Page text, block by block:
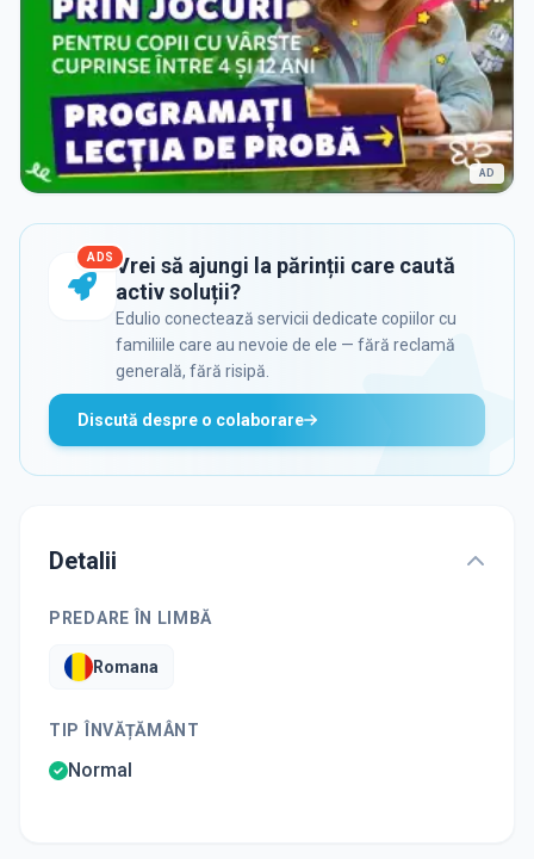
AD
ADS Vrei să ajungi la părinții care caută
activ soluții?
Edulio conectează servicii dedicate copiilor cu
familiile care au nevoie de ele — fără reclamă
generală, fără risipă.
Discută despre o colaborare
Detalii
PREDARE ÎN LIMBĂ
Romana
TIP ÎNVĂȚĂMÂNT
Normal